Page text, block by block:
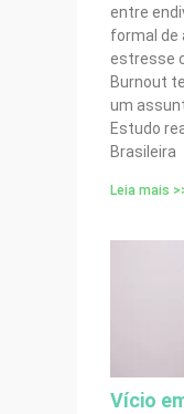
entre
formal de
estresse
Burnout
um
Estudo
Brasileira
Leia mais
Vício